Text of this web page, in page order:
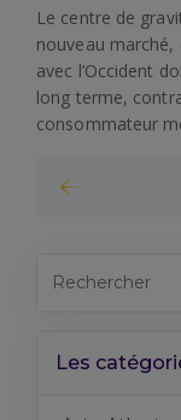
Le centre de
nouveau
avec l’Occident
long terme,
consommateur
Les